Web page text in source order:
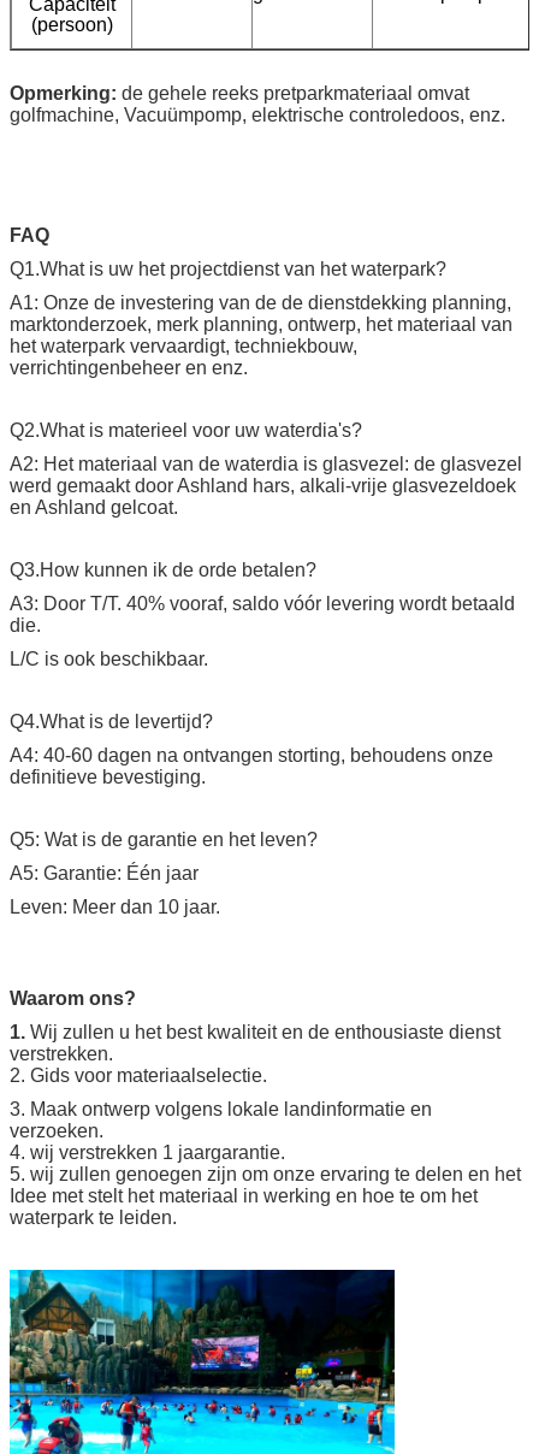
(persoon)
Opmerking: de gehele reeks pretparkmateriaal omvat
golfmachine, Vacuümpomp, elektrische controledoos, enz.
FAQ
Q1.What is uw het projectdienst van het waterpark?
A1: Onze de investering van de de dienstdekking planning,
marktonderzoek, merk planning, ontwerp, het materiaal van
het waterpark vervaardigt, techniekbouw,
verrichtingenbeheer en enz.
Q2.What is materieel voor uw waterdia's?
A2: Het materiaal van de waterdia is glasvezel: de glasvezel
werd gemaakt door Ashland hars, alkali-vrije glasvezeldoek
en Ashland gelcoat.
Q3.How kunnen ik de orde betalen?
A3: Door T/T. 40% vooraf, saldo vóór levering wordt betaald
die.
L/C is ook beschikbaar.
Q4.What is de levertijd?
A4: 40-60 dagen na ontvangen storting, behoudens onze
definitieve bevestiging.
Q5: Wat is de garantie en het leven?
A5: Garantie: Één jaar
Leven: Meer dan 10 jaar.
Waarom ons?
1. Wij zullen u het best kwaliteit en de enthousiaste dienst
verstrekken.
2. Gids voor materiaalselectie.
3. Maak ontwerp volgens lokale landinformatie en
verzoeken.
4. wij verstrekken 1 jaargarantie.
5. wij zullen genoegen zijn om onze ervaring te delen en het
Idee met stelt het materiaal in werking en hoe te om het
waterpark te leiden.